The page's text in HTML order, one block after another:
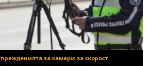
за камери за скорост